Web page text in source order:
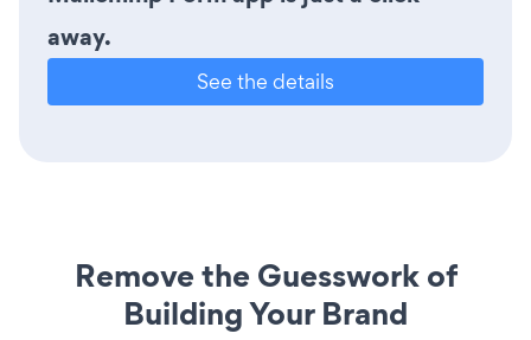
away.
See the details
Remove the Guesswork of
Building Your Brand